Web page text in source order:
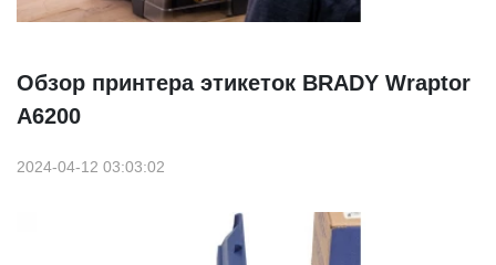
Обзор принтера этикеток BRADY Wraptor
A6200
2024-04-12 03:03:02